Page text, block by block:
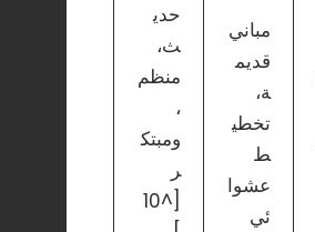
مباني
قديم
ة،
تخطي
ط
عشوا
ئي
حدي
ث،
منظم
،
ومبتك
ر
[^10